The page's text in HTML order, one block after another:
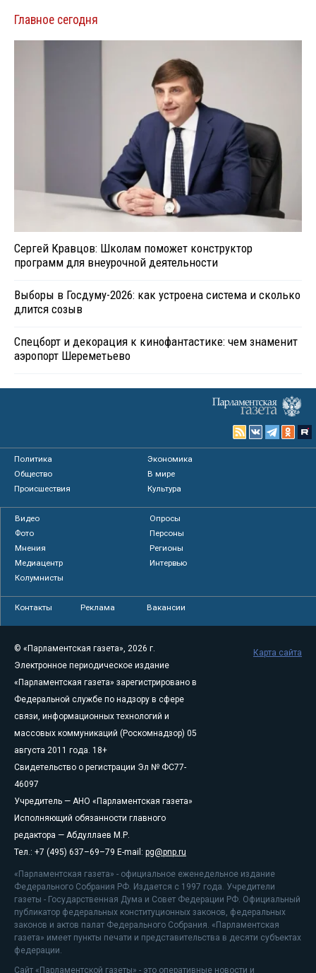
Главное сегодня
Сергей Кравцов: Школам поможет конструктор
программ для внеурочной деятельности
Выборы в Госдуму-2026: как устроена система и сколько
длится созыв
Спецборт и декорация к кинофантастике: чем знаменит
аэропорт Шереметьево
Политика
Экономика
Общество
В мире
Происшествия
Культура
Видео
Опросы
Фото
Персоны
Мнения
Регионы
Медиацентр
Интервью
Колумнисты
Контакты Реклама Вакансии
© «Парламентская газета», 2026 г.
Электронное периодическое издание
«Парламентская газета» зарегистрировано в
Федеральной службе по надзору в сфере
связи, информационных технологий и
массовых коммуникаций (Роскомнадзор) 05
августа 2011 года. 18+
Свидетельство о регистрации Эл № ФС77-
46097
Учредитель — АНО «Парламентская газета»
Исполняющий обязанности главного
редактора — Абдуллаев М.Р.
Тел.: +7 (495) 637–69–79 E-mail: pg@pnp.ru
«Парламентская газета» - официальное еженедельное издание
Федерального Собрания РФ. Издается с 1997 года. Учредители
газеты - Государственная Дума и Совет Федерации РФ. Официальный
публикатор федеральных конституционных законов, федеральных
законов и актов палат Федерального Собрания. «Парламентская
газета» имеет пункты печати и представительства в десяти субъектах
федерации.
Сайт «Парламентской газеты» - это оперативные новости и
Карта сайта